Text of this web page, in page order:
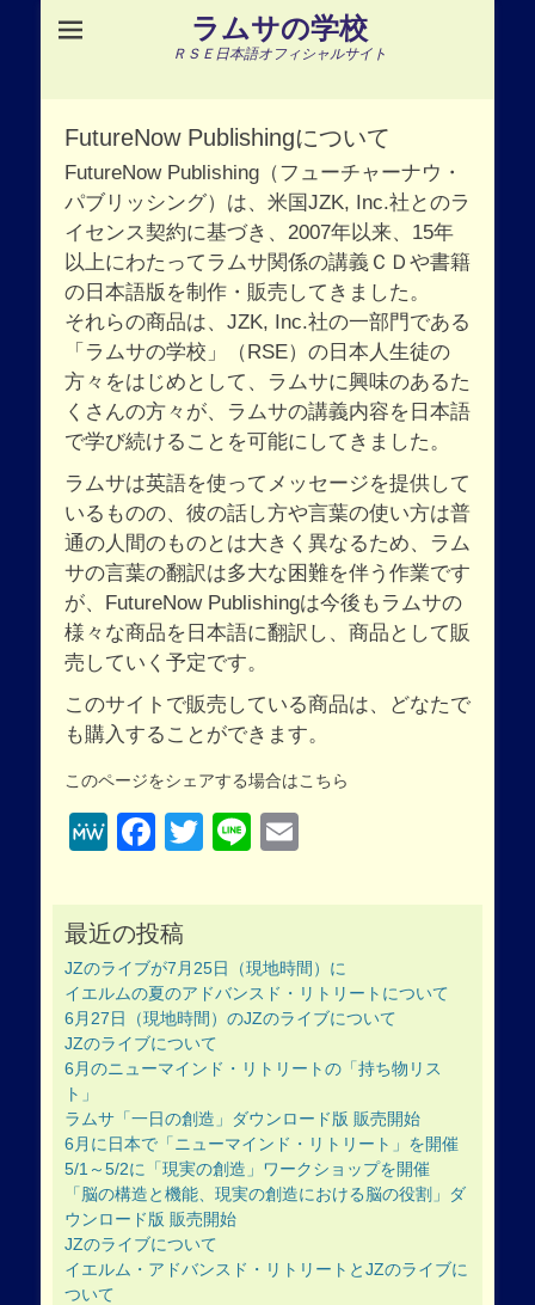
ラムサの学校
ＲＳＥ日本語オフィシャルサイト
FutureNow Publishingについて
FutureNow Publishing（フューチャーナウ・
パブリッシング）は、米国JZK, Inc.社とのラ
イセンス契約に基づき、2007年以来、15年
以上にわたってラムサ関係の講義ＣＤや書籍
の日本語版を制作・販売してきました。
それらの商品は、JZK, Inc.社の一部門である
「ラムサの学校」（RSE）の日本人生徒の
方々をはじめとして、ラムサに興味のあるた
くさんの方々が、ラムサの講義内容を日本語
で学び続けることを可能にしてきました。
ラムサは英語を使ってメッセージを提供して
いるものの、彼の話し方や言葉の使い方は普
通の人間のものとは大きく異なるため、ラム
サの言葉の翻訳は多大な困難を伴う作業です
が、FutureNow Publishingは今後もラムサの
様々な商品を日本語に翻訳し、商品として販
売していく予定です。
このサイトで販売している商品は、どなたで
も購入することができます。
このページをシェアする場合はこちら
MeWeFacebook
Twitter
Line
最近の投稿
JZのライブが7月25日（現地時間）に
イエルムの夏のアドバンスド・リトリートについて
6月27日（現地時間）のJZのライブについて
JZのライブについて
6月のニューマインド・リトリートの「持ち物リス
ト」
ラムサ「一日の創造」ダウンロード版 販売開始
6月に日本で「ニューマインド・リトリート」を開催
5/1～5/2に「現実の創造」ワークショップを開催
「脳の構造と機能、現実の創造における脳の役割」ダ
ウンロード版 販売開始
JZのライブについて
イエルム・アドバンスド・リトリートとJZのライブに
ついて